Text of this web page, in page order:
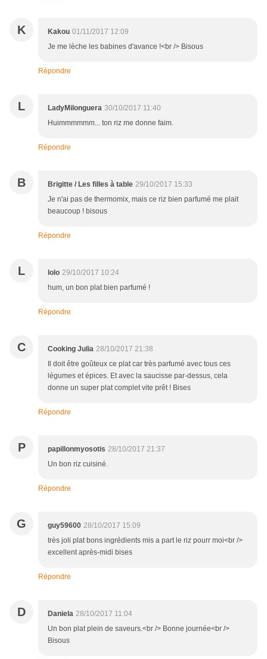
K Kakou 01/11/2017 12:09
Je me lèche les babines d'avance !<br /> Bisous
Répondre
L LadyMilonguera 30/10/2017 11:40
Huimmmmmm... ton riz me donne faim.
Répondre
B Brigitte / Les filles à table 29/10/2017 15:33
Je n'ai pas de thermomix, mais ce riz bien parfumé me plait
beaucoup ! bisous
Répondre
L lolo 29/10/2017 10:24
hum, un bon plat bien parfumé !
Répondre
C Cooking Julia 28/10/2017 21:38
Il doit être goûteux ce plat car très parfumé avec tous ces
légumes et épices. Et avec la saucisse par-dessus, cela
donne un super plat complet vite prêt ! Bises
Répondre
P papillonmyosotis 28/10/2017 21:37
Un bon riz cuisiné.
Répondre
G guy59600 28/10/2017 15:09
très joli plat bons ingrédients mis a part le riz pourr moi<br />
excellent après-midi bises
Répondre
D Daniela 28/10/2017 11:04
Un bon plat plein de saveurs.<br /> Bonne journée<br />
Bisous